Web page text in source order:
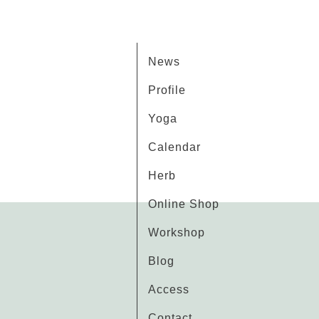
News
Profile
Yoga
Calendar
Herb
Online Shop
Workshop
Blog
Access